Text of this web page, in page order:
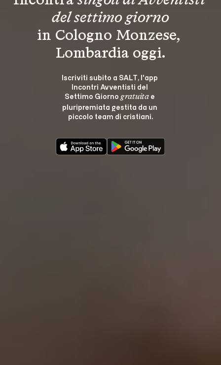
del settimo giorno
in Cologno Monzese,
Lombardia oggi.
Iscriviti subito a SALT, l'app
Incontri Avventisti del
Settimo Giorno gratuita e
pluripremiata gestita da un
piccolo team di cristiani.